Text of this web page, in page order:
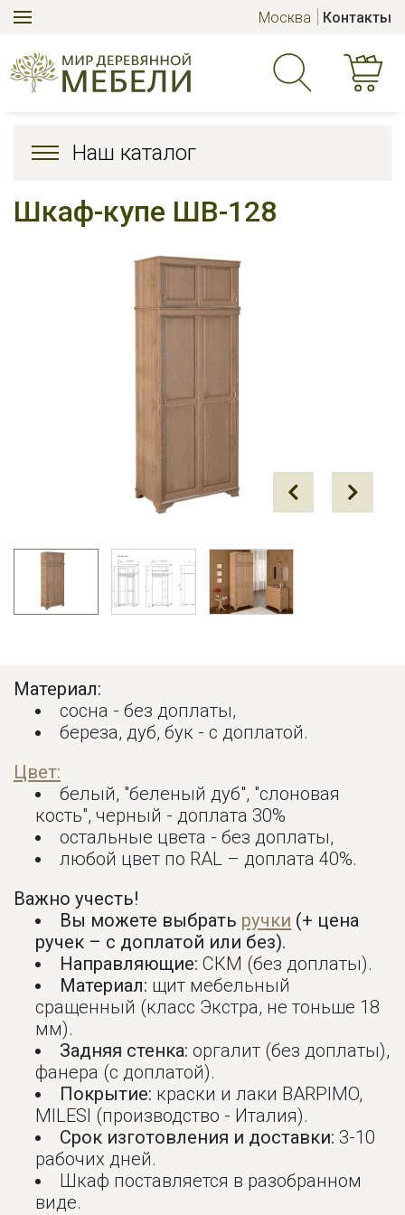
Москва Контакты
Наш каталог
Шкаф-купе ШВ-128
Материал:
сосна - без доплаты,
береза, дуб, бук - с доплатой.
Цвет:
белый, "беленый дуб", "слоновая
кость", черный - доплата 30%
остальные цвета - без доплаты,
любой цвет по RAL – доплата 40%.
Важно учесть!
Вы можете выбрать ручки (+ цена
ручек – с доплатой или без).
Направляющие: СКМ (без доплаты).
Материал: щит мебельный
сращенный (класс Экстра, не тоньше 18
мм).
Задняя стенка: оргалит (без доплаты),
фанера (с доплатой).
Покрытие: краски и лаки BARPIMO,
MILESI (производство - Италия).
Срок изготовления и доставки: 3-10
рабочих дней.
Шкаф поставляется в разобранном
виде.